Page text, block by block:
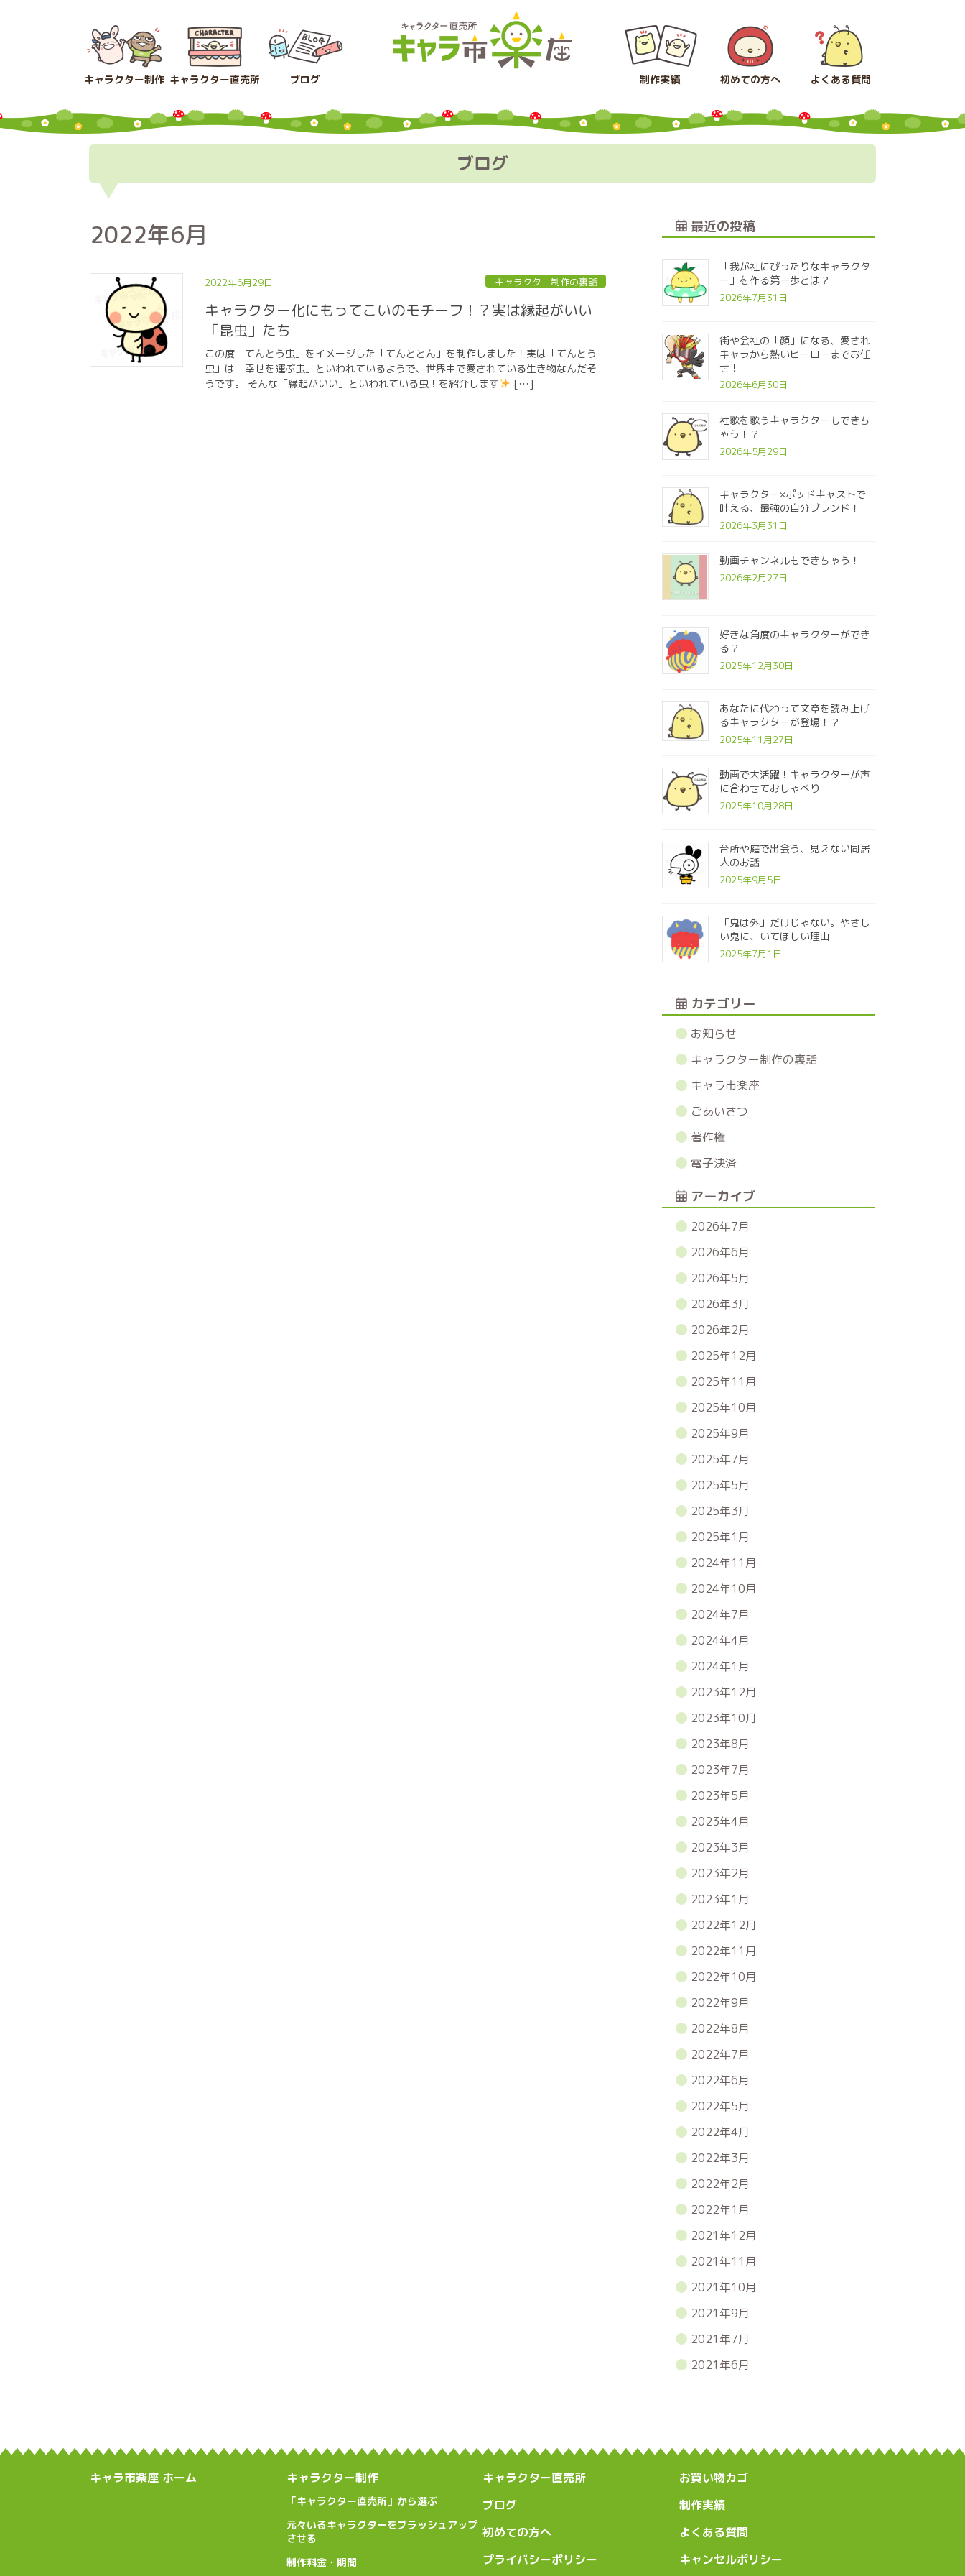
ス
キ
ン
に
キャラクター制作 キャラクター直売所 ブログ 制作実績 初めての方へ よくある質問
ブログ
2022年6月
2022年6月29日 キャラクター制作の裏話
キャラクター化にもってこいのモチーフ！？実は縁起がいい
「昆虫」たち
この度「てんとう虫」をイメージした「てんととん」を制作しました！実は「てんとう
虫」は「幸せを運ぶ虫」といわれているようで、世界中で愛されている生き物なんだそ
うです。 そんな「縁起がいい」といわれている虫！を紹介します
[…]
最近の投稿
「我が社にぴったりなキャラクタ
ー」を作る第一歩とは？
2026年7月31日
街や会社の「顔」になる、愛され
キャラから熱いヒーローまでお任
せ！
2026年6月30日
社歌を歌うキャラクターもできち
ゃう！？
2026年5月29日
キャラクター×ポッドキャストで
叶える、最強の自分ブランド！
2026年3月31日
動画チャンネルもできちゃう！
2026年2月27日
好きな角度のキャラクターができ
る？
2025年12月30日
あなたに代わって文章を読み上げ
るキャラクターが登場！？
2025年11月27日
動画で大活躍！キャラクターが声
に合わせておしゃべり
2025年10月28日
台所や庭で出会う、見えない同居
人のお話
2025年9月5日
「鬼は外」だけじゃない。やさし
い鬼に、いてほしい理由
2025年7月1日
カテゴリー
お知らせ
キャラクター制作の裏話
キャラ市楽座
ごあいさつ
著作権
電子決済
アーカイブ
2026年7月
2026年6月
2026年5月
2026年3月
2026年2月
2025年12月
2025年11月
2025年10月
2025年9月
2025年7月
2025年5月
2025年3月
2025年1月
2024年11月
2024年10月
2024年7月
2024年4月
2024年1月
2023年12月
2023年10月
2023年8月
2023年7月
2023年5月
2023年4月
2023年3月
2023年2月
2023年1月
2022年12月
2022年11月
2022年10月
2022年9月
2022年8月
2022年7月
2022年6月
2022年5月
2022年4月
2022年3月
2022年2月
2022年1月
2021年12月
2021年11月
2021年10月
2021年9月
2021年7月
2021年6月
キャラ市楽座 ホーム キャラクター制作
「キャラクター直売所」から選ぶ
元々いるキャラクターをブラッシュアップ
させる
制作料金・期間
キャラクター直売所
お買い物カゴ
ブログ
制作実績
初めての方へ
よくある質問
プライバシーポリシー
キャンセルポリシー